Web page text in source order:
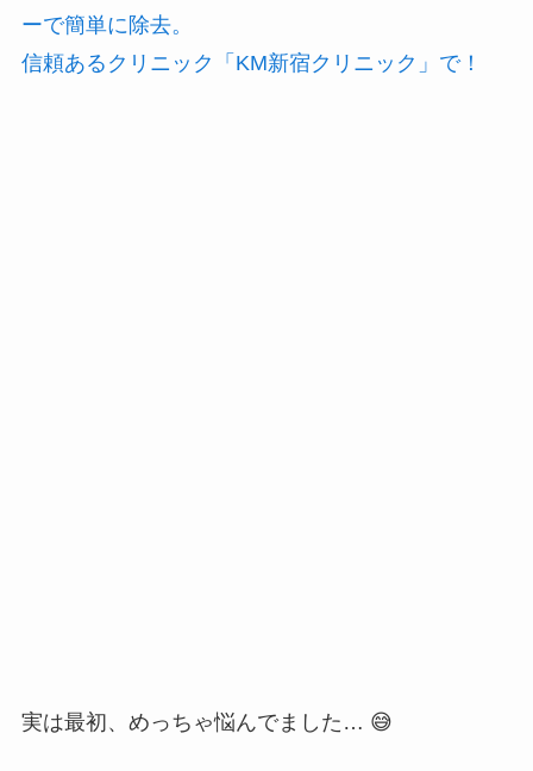
ーで簡単に除去。
信頼あるクリニック「KM新宿クリニック」で！
実は最初、めっちゃ悩んでました… 😅